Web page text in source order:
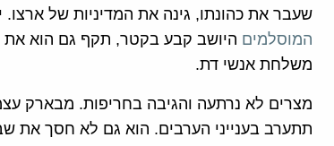
שעבר את כהונתו, גינה את המדיניות של
המוסלמים היושב קבע בקטר, תקף גם הוא את
משלחת אנשי דת.
מצרים לא נרתעה והגיבה בחריפות. מבארק
תתערב בענייני הערבים. הוא גם לא חסך את